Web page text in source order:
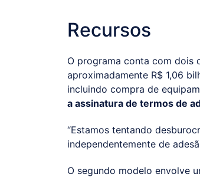
Recursos
O programa conta com dois
aproximadamente R$ 1,06
incluindo compra de
a assinatura de termos de
“Estamos tentando
independentemente de
O segundo modelo envolve